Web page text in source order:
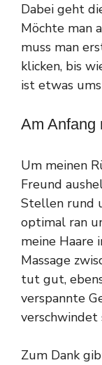
Dabei geht
Möchte man
muss man
klicken, bis
ist etwas
Am Anfang
Um meinen
Freund
Stellen rund
optimal ran
meine Haare
Massage
tut gut,
verspannte
verschwindet
Zum Dank